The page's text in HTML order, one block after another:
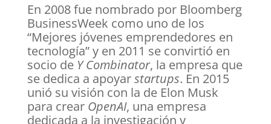
En 2008 fue nombrado por Bloomberg
BusinessWeek como uno de los
“Mejores jóvenes emprendedores en
tecnología” y en 2011 se convirtió en
socio de Y Combinator, la empresa que
se dedica a apoyarstartups. En 2015
unió su visión con la de Elon Musk
para crear OpenAI, una empresa
dedicada a la investigación y